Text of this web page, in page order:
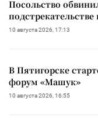
Посольство
10 августа 2026, 17:13
В Пятигорске
форум «Машук»
10 августа 2026, 16:55